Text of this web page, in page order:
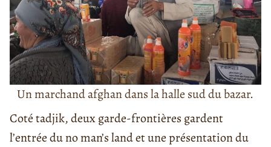
Un marchand afghan dans la halle sud du bazar.
Coté tadjik, deux garde-frontières gardent
l’entrée du no man’s land et une présentation du